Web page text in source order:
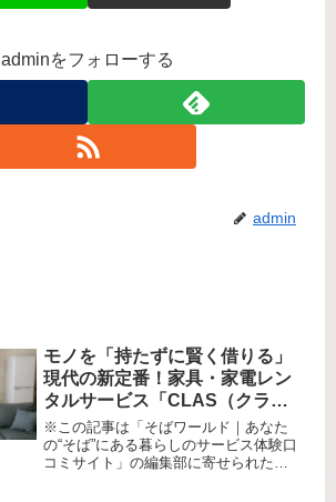
adminをフォローする
admin
モノを「持たずに賢く借りる」
現代の新定番！家具・家電レン
タルサービス「CLAS（クラ
ス）」徹底口コミレポート
※この記事は「そばワールド｜あなた
の“そば”にある暮らしのサービス体験口
コミサイト」の編集部に寄せられた各